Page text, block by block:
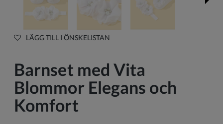
LÄGG TILL I ÖNSKELISTAN
Barnset med Vita
Blommor Elegans och
Komfort